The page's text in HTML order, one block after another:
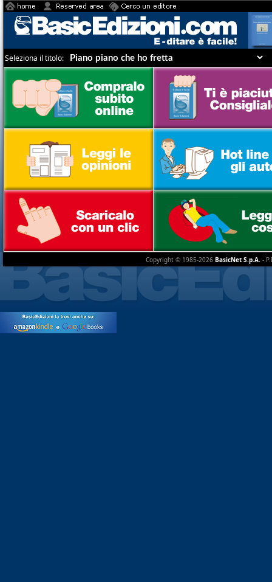
Seleziona il titolo:
Copyright © 1985-2026 BasicNet S.p.A. -